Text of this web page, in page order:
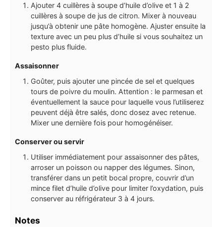
Ajouter 4 cuillères à soupe d’huile d’olive et 1 à 2
cuillères à soupe de jus de citron. Mixer à nouveau
jusqu’à obtenir une pâte homogène. Ajuster ensuite la
texture avec un peu plus d’huile si vous souhaitez un
pesto plus fluide.
Assaisonner
Goûter, puis ajouter une pincée de sel et quelques
tours de poivre du moulin. Attention : le parmesan et
éventuellement la sauce pour laquelle vous l’utiliserez
peuvent déjà être salés, donc dosez avec retenue.
Mixer une dernière fois pour homogénéiser.
Conserver ou servir
Utiliser immédiatement pour assaisonner des pâtes,
arroser un poisson ou napper des légumes. Sinon,
transférer dans un petit bocal propre, couvrir d’un
mince filet d’huile d’olive pour limiter l’oxydation, puis
conserver au réfrigérateur 3 à 4 jours.
Notes